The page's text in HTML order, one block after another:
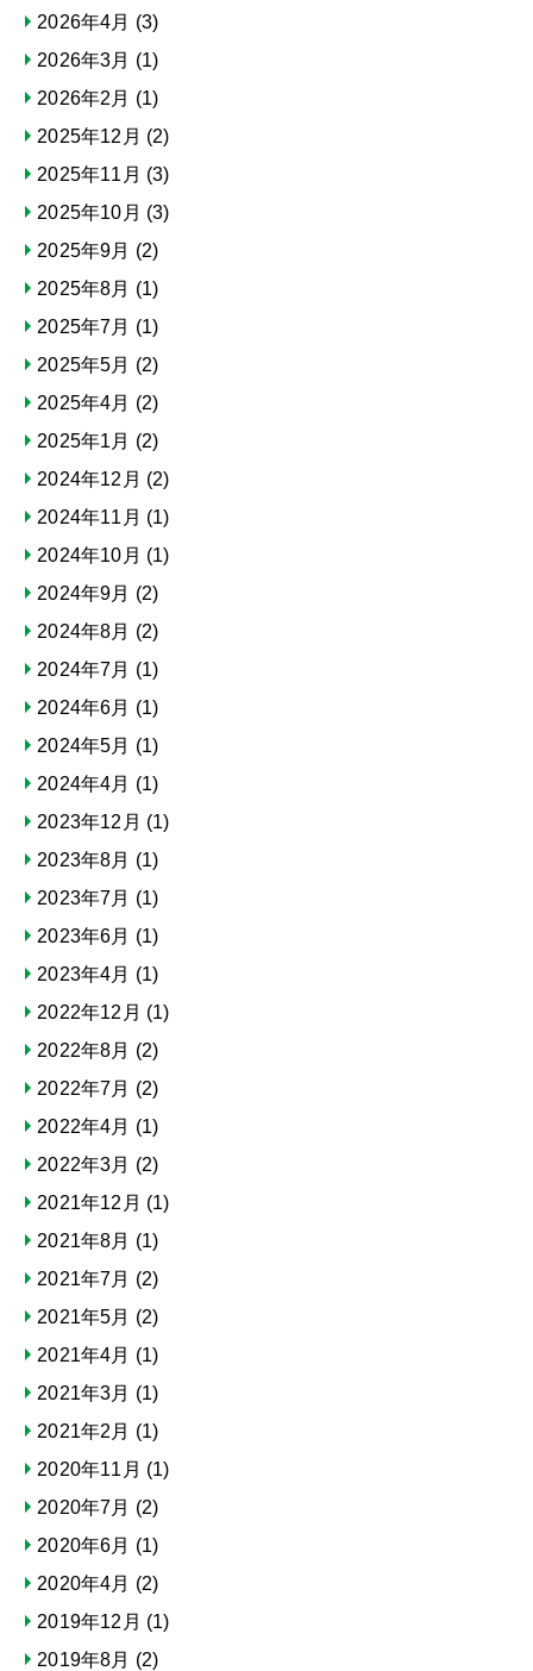
2026年4月 (3)
2026年3月 (1)
2026年2月 (1)
2025年12月 (2)
2025年11月 (3)
2025年10月 (3)
2025年9月 (2)
2025年8月 (1)
2025年7月 (1)
2025年5月 (2)
2025年4月 (2)
2025年1月 (2)
2024年12月 (2)
2024年11月 (1)
2024年10月 (1)
2024年9月 (2)
2024年8月 (2)
2024年7月 (1)
2024年6月 (1)
2024年5月 (1)
2024年4月 (1)
2023年12月 (1)
2023年8月 (1)
2023年7月 (1)
2023年6月 (1)
2023年4月 (1)
2022年12月 (1)
2022年8月 (2)
2022年7月 (2)
2022年4月 (1)
2022年3月 (2)
2021年12月 (1)
2021年8月 (1)
2021年7月 (2)
2021年5月 (2)
2021年4月 (1)
2021年3月 (1)
2021年2月 (1)
2020年11月 (1)
2020年7月 (2)
2020年6月 (1)
2020年4月 (2)
2019年12月 (1)
2019年8月 (2)